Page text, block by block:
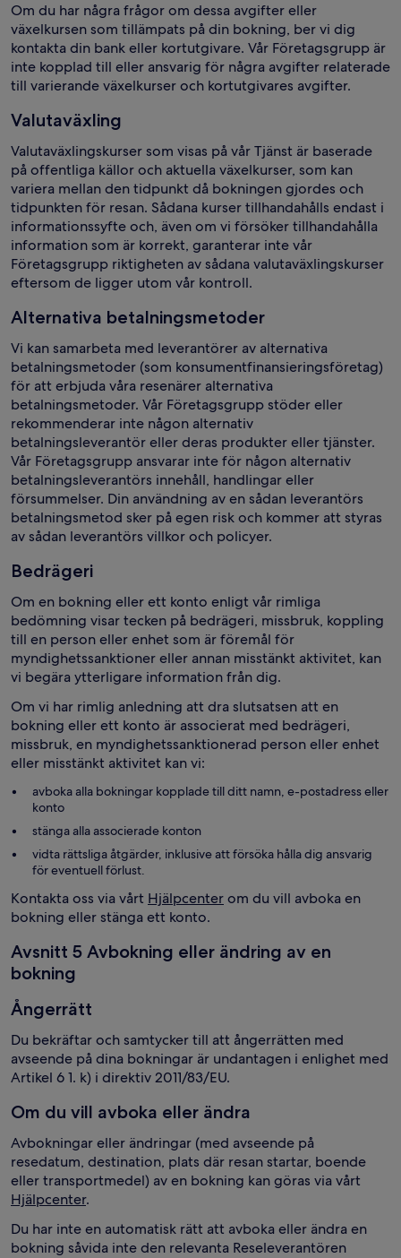
Om du har några frågor om dessa avgifter eller
växelkursen som tillämpats på din bokning, ber vi dig
kontakta din bank eller kortutgivare. Vår Företagsgrupp är
inte kopplad till eller ansvarig för några avgifter relaterade
till varierande växelkurser och kortutgivares avgifter.
Valutaväxling
Valutaväxlingskurser som visas på vår Tjänst är baserade
på offentliga källor och aktuella växelkurser, som kan
variera mellan den tidpunkt då bokningen gjordes och
tidpunkten för resan. Sådana kurser tillhandahålls endast i
informationssyfte och, även om vi försöker tillhandahålla
information som är korrekt, garanterar inte vår
Företagsgrupp riktigheten av sådana valutaväxlingskurser
eftersom de ligger utom vår kontroll.
Alternativa betalningsmetoder
Vi kan samarbeta med leverantörer av alternativa
betalningsmetoder (som konsumentfinansieringsföretag)
för att erbjuda våra resenärer alternativa
betalningsmetoder. Vår Företagsgrupp stöder eller
rekommenderar inte någon alternativ
betalningsleverantör eller deras produkter eller tjänster.
Vår Företagsgrupp ansvarar inte för någon alternativ
betalningsleverantörs innehåll, handlingar eller
försummelser. Din användning av en sådan leverantörs
betalningsmetod sker på egen risk och kommer att styras
av sådan leverantörs villkor och policyer.
Bedrägeri
Om en bokning eller ett konto enligt vår rimliga
bedömning visar tecken på bedrägeri, missbruk, koppling
till en person eller enhet som är föremål för
myndighetssanktioner eller annan misstänkt aktivitet, kan
vi begära ytterligare information från dig.
Om vi har rimlig anledning att dra slutsatsen att en
bokning eller ett konto är associerat med bedrägeri,
missbruk, en myndighetssanktionerad person eller enhet
eller misstänkt aktivitet kan vi:
avboka alla bokningar kopplade till ditt namn, e-postadress eller
konto
stänga alla associerade konton
vidta rättsliga åtgärder, inklusive att försöka hålla dig ansvarig
för eventuell förlust.
Kontakta oss via vårt Hjälpcenterom du vill avboka en
bokning eller stänga ett konto.
Avsnitt 5 Avbokning eller ändring av en
bokning
Ångerrätt
Du bekräftar och samtycker till att ångerrätten med
avseende på dina bokningar är undantagen i enlighet med
Artikel 6 1. k) i direktiv 2011/83/EU.
Om du vill avboka eller ändra
Avbokningar eller ändringar (med avseende på
resedatum, destination, plats där resan startar, boende
eller transportmedel) av en bokning kan göras via vårt
Hjälpcenter.
Du har inte en automatisk rätt att avboka eller ändra en
bokning såvida inte den relevanta Reseleverantören